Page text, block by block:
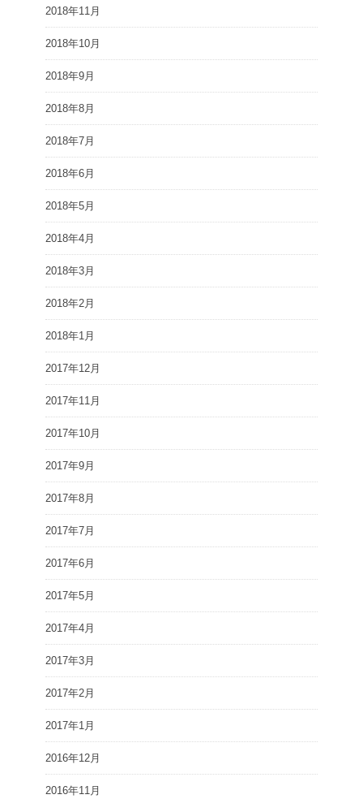
2018年11月
2018年10月
2018年9月
2018年8月
2018年7月
2018年6月
2018年5月
2018年4月
2018年3月
2018年2月
2018年1月
2017年12月
2017年11月
2017年10月
2017年9月
2017年8月
2017年7月
2017年6月
2017年5月
2017年4月
2017年3月
2017年2月
2017年1月
2016年12月
2016年11月